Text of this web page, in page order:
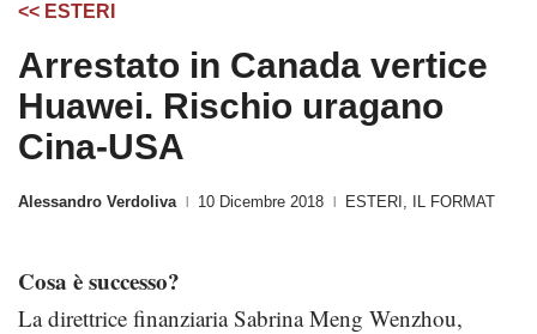
<< ESTERI
Arrestato in Canada vertice
Huawei. Rischio uragano
Cina-USA
Alessandro Verdoliva 10 Dicembre 2018 ESTERI , IL FORMAT
Cosa è successo?
La direttrice finanziaria Sabrina Meng Wenzhou,